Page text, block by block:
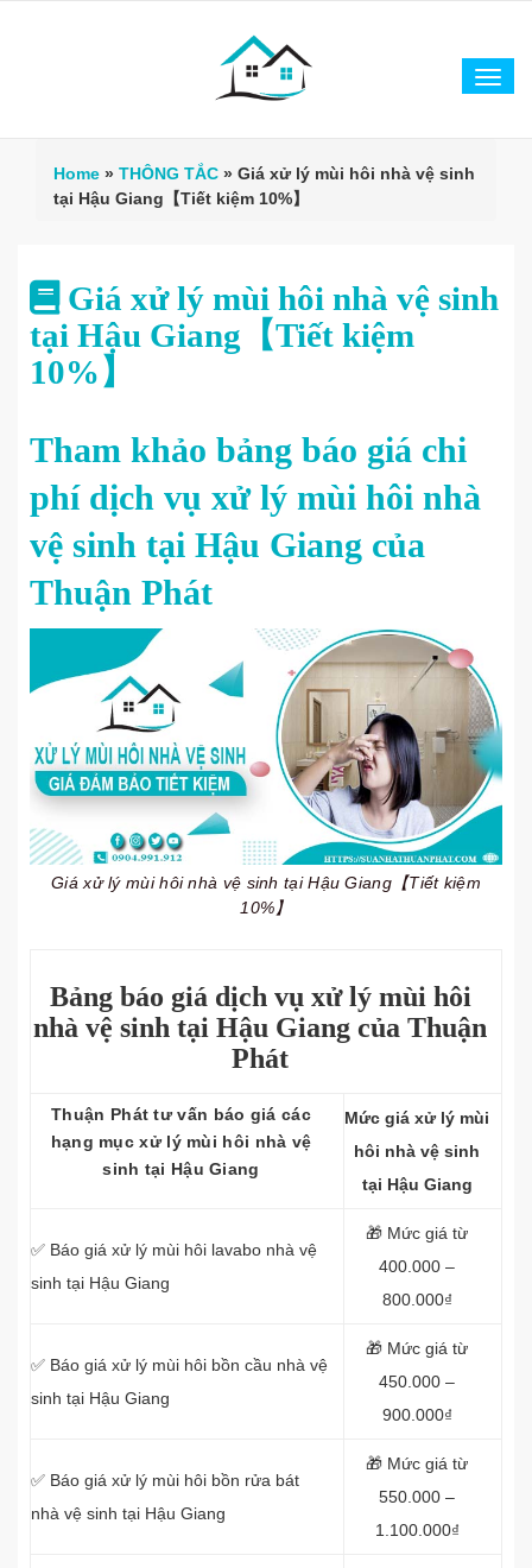
Home » THÔNG TẮC » Giá xử lý mùi hôi nhà vệ sinh
tại Hậu Giang【Tiết kiệm 10%】
Giá xử lý mùi hôi nhà vệ sinh
tại Hậu Giang【Tiết kiệm
10%】
Tham khảo bảng báo giá chi
phí dịch vụ xử lý mùi hôi nhà
vệ sinh tại Hậu Giang của
Thuận Phát
Giá xử lý mùi hôi nhà vệ sinh tại Hậu Giang【Tiết kiệm
10%】
Bảng báo giá dịch vụ xử lý mùi hôi
nhà vệ sinh tại Hậu Giang của Thuận
Phát
Thuận Phát tư vấn báo giá các
hạng mục xử lý mùi hôi nhà vệ
sinh tại Hậu Giang
Mức giá xử lý mùi
hôi nhà vệ sinh
tại Hậu Giang
✅ Báo giá xử lý mùi hôi lavabo nhà vệ
sinh tại Hậu Giang
🎁 Mức giá từ
400.000 –
800.000₫
✅ Báo giá xử lý mùi hôi bồn cầu nhà vệ
sinh tại Hậu Giang
🎁 Mức giá từ
450.000 –
900.000₫
✅ Báo giá xử lý mùi hôi bồn rửa bát
nhà vệ sinh tại Hậu Giang
🎁 Mức giá từ
550.000 –
1.100.000₫